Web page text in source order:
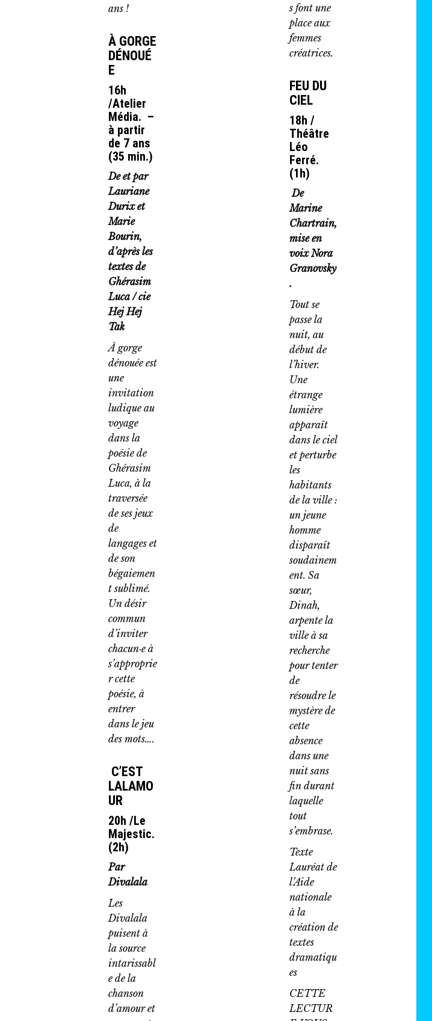
ans !
À GORGE
DÉNOUÉ
E
16h
/Atelier
Média. –
à partir
de 7 ans
(35 min.)
De et par
Lauriane
Durix et
Marie
Bourin,
d’après les
textes de
Ghérasim
Luca / cie
Hej Hej
Tak
À gorge
dénouée est
une
invitation
ludique au
voyage
dans la
poésie de
Ghérasim
Luca, à la
traversée
de ses jeux
de
langages et
de son
bégaiemen
t sublimé.
Un désir
commun
d’inviter
chacun·e à
s’approprie
r cette
poésie, à
entrer
dans le jeu
des mots….
C’EST
LALAMO
UR
20h /Le
Majestic.
(2h)
Par
Divalala
Les
Divalala
puisent à
la source
intarissabl
e de la
chanson
d’amour et
s font une
place aux
femmes
créatrices.
FEU DU
CIEL
18h /
Théâtre
Léo
Ferré.
(1h)
De
Marine
Chartrain,
mise en
voix Nora
Granovsky
.
Tout se
passe la
nuit, au
début de
l’hiver.
Une
étrange
lumière
apparaît
dans le ciel
et perturbe
les
habitants
de la ville :
un jeune
homme
disparaît
soudainem
ent. Sa
sœur,
Dinah,
arpente la
ville à sa
recherche
pour tenter
de
résoudre le
mystère de
cette
absence
dans une
nuit sans
fin durant
laquelle
tout
s’embrase.
Texte
Lauréat de
l’Aide
nationale
à la
création de
textes
dramatiqu
es
CETTE
LECTUR